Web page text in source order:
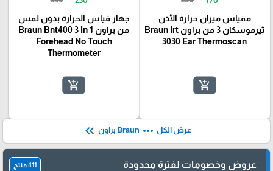
مقياس ميزان حرارة الأذن
ثيرموسكان 3 من براون Braun Irt
3030 Ear Thermoscan
add_shopping_cart
جهاز قياس الحرارة بدون لمس
من براون Braun Bnt400 3 In 1
Forehead No Touch
Thermometer
add_shopping_cart
عرض الكل more_horiz
keyboard_double_arrow_left
عروض وخصومات لفترة محدودة 411 منتج